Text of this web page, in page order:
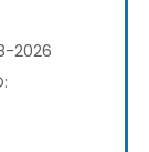
2026